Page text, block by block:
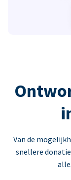
Van de
snellere